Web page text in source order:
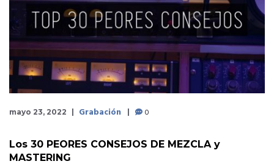
mayo 23, 2022 Grabación 0
Los 30 PEORES CONSEJOS DE MEZCLA y
MASTERING